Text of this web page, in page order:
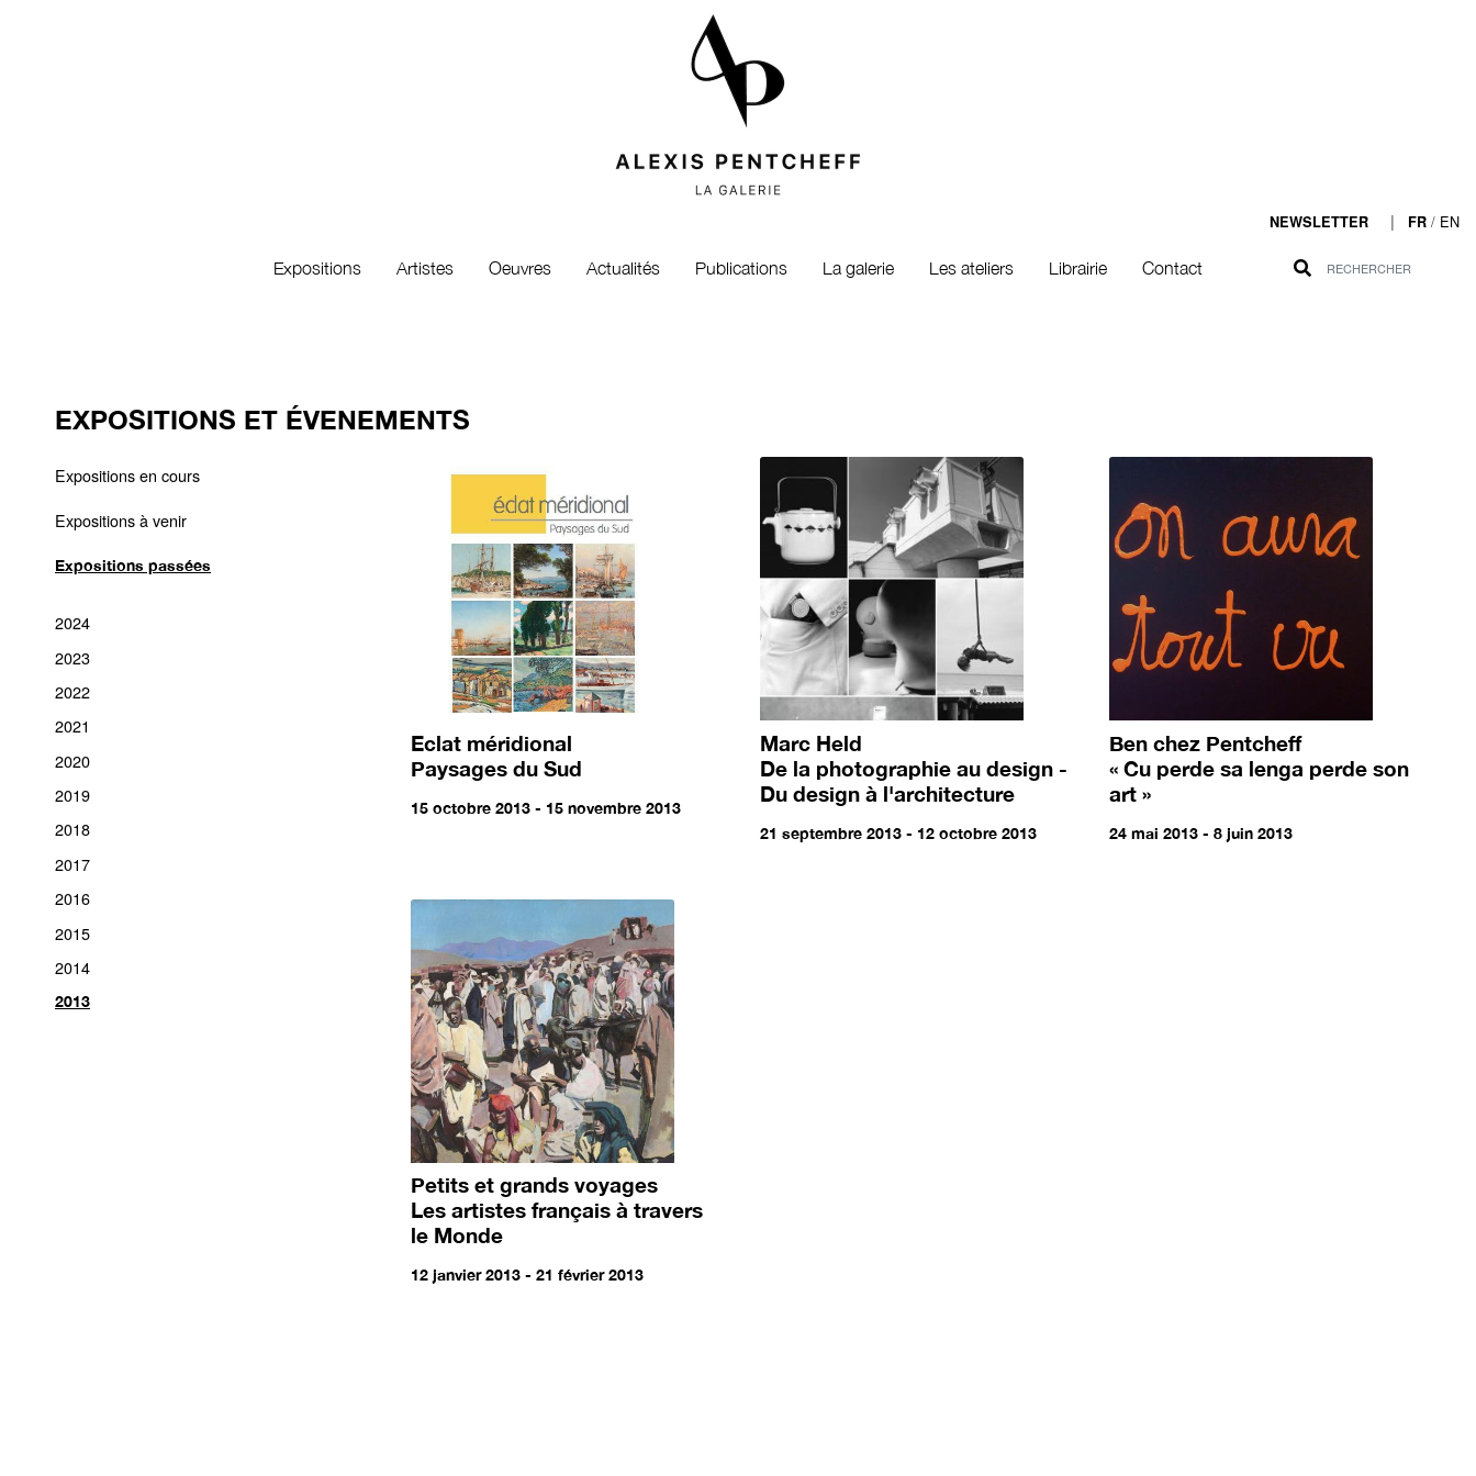
NEWSLETTER | FR / EN
Expositions Artistes Oeuvres Actualités Publications La galerie Les ateliers Librairie Contact
EXPOSITIONS ET ÉVENEMENTS
Expositions en cours
Expositions à venir
Expositions passées
2024
2023
2022
2021
2020
2019
2018
2017
2016
2015
2014
2013
Eclat méridional
Paysages du Sud
15 octobre 2013 - 15 novembre 2013
Marc Held
De la photographie au design -
Du design à l'architecture
21 septembre 2013 - 12 octobre 2013
Ben chez Pentcheff
« Cu perde sa lenga perde son
art »
24 mai 2013 - 8 juin 2013
Petits et grands voyages
Les artistes français à travers
le Monde
12 janvier 2013 - 21 février 2013